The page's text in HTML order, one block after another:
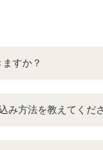
すか？
み方法を教えてくだ